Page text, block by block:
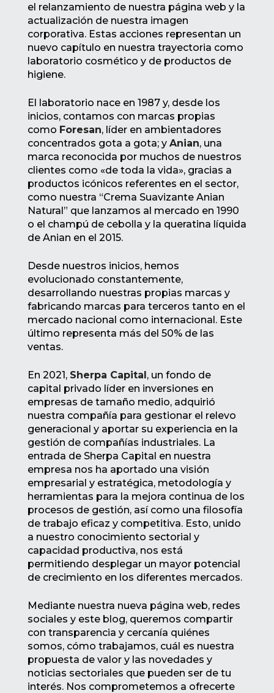
el relanzamiento de nuestra página web y la
actualización de nuestra imagen
corporativa. Estas acciones representan un
nuevo capítulo en nuestra trayectoria como
laboratorio cosmético y de productos de
higiene.
El laboratorio nace en 1987 y, desde los
inicios, contamos con marcas propias
como Foresan, líder en ambientadores
concentrados gota a gota; y Anian, una
marca reconocida por muchos de nuestros
clientes como «de toda la vida», gracias a
productos icónicos referentes en el sector,
como nuestra “Crema Suavizante Anian
Natural” que lanzamos al mercado en 1990
o el champú de cebolla y la queratina líquida
de Anian en el 2015.
Desde nuestros inicios, hemos
evolucionado constantemente,
desarrollando nuestras propias marcas y
fabricando marcas para terceros tanto en el
mercado nacional como internacional. Este
último representa más del 50% de las
ventas.
En 2021, Sherpa Capital, un fondo de
capital privado líder en inversiones en
empresas de tamaño medio, adquirió
nuestra compañía para gestionar el relevo
generacional y aportar su experiencia en la
gestión de compañías industriales. La
entrada de Sherpa Capital en nuestra
empresa nos ha aportado una visión
empresarial y estratégica, metodología y
herramientas para la mejora continua de los
procesos de gestión, así como una filosofía
de trabajo eficaz y competitiva. Esto, unido
a nuestro conocimiento sectorial y
capacidad productiva, nos está
permitiendo desplegar un mayor potencial
de crecimiento en los diferentes mercados.
Mediante nuestra nueva página web, redes
sociales y este blog, queremos compartir
con transparencia y cercanía quiénes
somos, cómo trabajamos, cuál es nuestra
propuesta de valor y las novedades y
noticias sectoriales que pueden ser de tu
interés. Nos comprometemos a ofrecerte